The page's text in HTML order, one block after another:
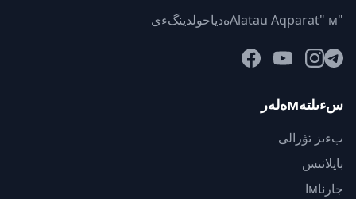
"Alatau Aqparat" мەدياحولدينگءى
سءىلتەмەلەر
بءىز تۋرالى
بايلانىس
جارناмا